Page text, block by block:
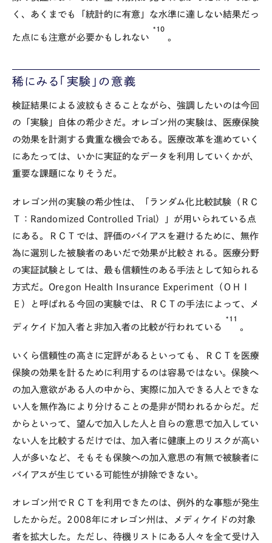
く、あくまでも「統計的に有意」な水準に達しない結果だっ
た点にも注意が必要かもしれない
*10
。
稀にみる「実験」の意義
検証結果による波紋もさることながら、強調したいのは今回
の「実験」自体の希少さだ。オレゴン州の実験は、医療保険
の効果を計測する貴重な機会である。医療改革を進めていく
にあたっては、いかに実証的なデータを利用していくかが、
重要な課題になりそうだ。
オレゴン州の実験の希少性は、「ランダム化比較試験（ＲＣ
Ｔ：Randomized Controlled Trial）」が用いられている点
にある。ＲＣＴでは、評価のバイアスを避けるために、無作
為に選別した被験者のあいだで効果が比較される。医療分野
の実証試験としては、最も信頼性のある手法として知られる
方式だ。Oregon Health Insurance Experiment（ＯＨＩ
Ｅ）と呼ばれる今回の実験では、ＲＣＴの手法によって、メ
ディケイド加入者と非加入者の比較が行われている
*11
。
いくら信頼性の高さに定評があるといっても、ＲＣＴを医療
保険の効果を計るために利用するのは容易ではない。保険へ
の加入意欲がある人の中から、実際に加入できる人とできな
い人を無作為により分けることの是非が問われるからだ。だ
からといって、望んで加入した人と自らの意思で加入してい
ない人を比較するだけでは、加入者に健康上のリスクが高い
人が多いなど、そもそも保険への加入意思の有無で被験者に
バイアスが生じている可能性が排除できない。
オレゴン州でＲＣＴを利用できたのは、例外的な事態が発生
したからだ。2008年にオレゴン州は、メディケイドの対象
者を拡大した。ただし、待機リストにある人々を全て受け入